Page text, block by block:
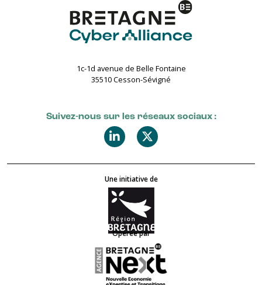
1c-1d avenue de Belle Fontaine
35510 Cesson-Sévigné
Suivez-nous sur les réseaux sociaux :
Une initiative de
Opérée par